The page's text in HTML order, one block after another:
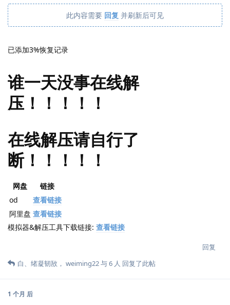
此内容需要 回复 并刷新后可见
已添加3%恢复记录
谁一天没事在线解
压！！！！！
在线解压请自行了
断！！！！！
网盘
链接
od
查看链接
阿里盘 查看链接
模拟器&解压工具下载链接: 查看链接
回复
白、 绪凝韧敔 ， weiming22与6 人 回复了此帖
1 个月 后